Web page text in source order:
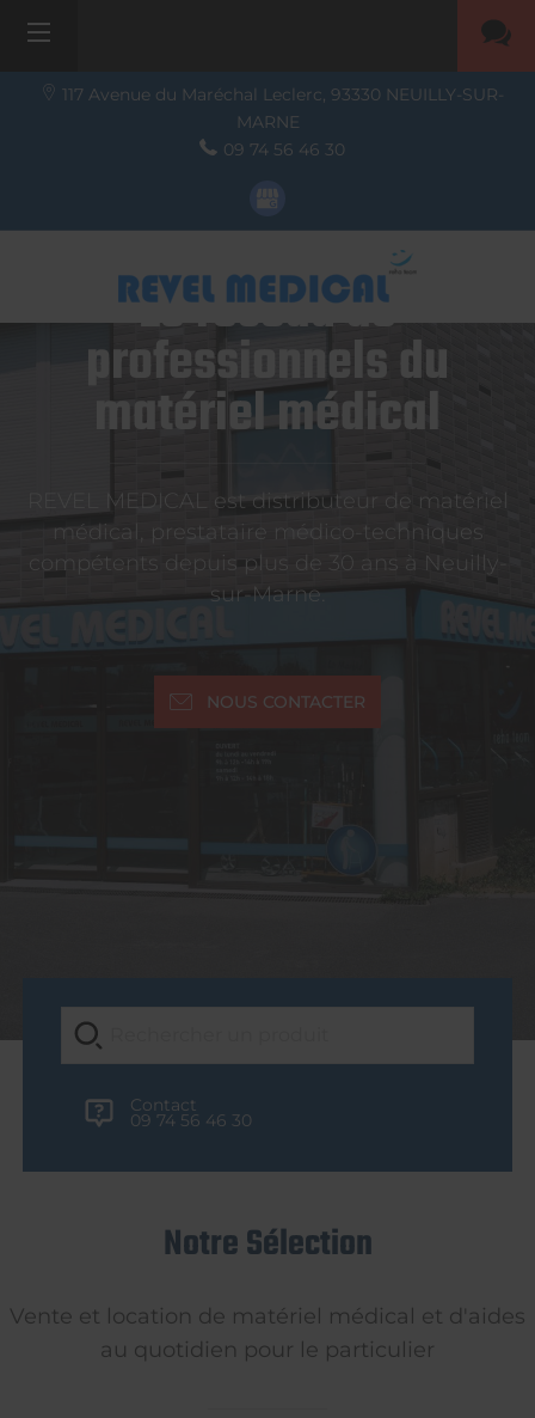
117 Avenue du Maréchal Leclerc, 93330 NEUILLY-SUR-
MARNE
09 74 56 46 30
Le réseau de
professionnels du
matériel médical
REVEL MEDICAL est distributeur de matériel
médical, prestataire médico-techniques
compétents depuis plus de 30 ans à Neuilly-
sur-Marne.
NOUS CONTACTER
Contact
09 74 56 46 30
Notre Sélection
Vente et location de matériel médical et d'aides
au quotidien pour le particulier